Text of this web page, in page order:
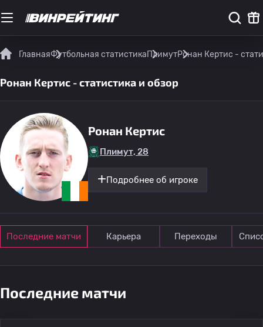
ГлавнаяФутбольная статистикаПлимутРонан Кертис -
Ронан Кертис - статистика и обзор
Ронан Кертис
Плимут, 28
Подробнее об игроке
Последние матчи Карьера Переходы
Последние матчи